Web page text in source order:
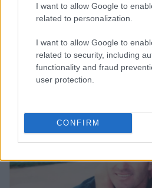
I want to allow Google to
related to personalization.
I want to allow Google to
related to security, including
functionality and fraud
user protection.
CONFIRM